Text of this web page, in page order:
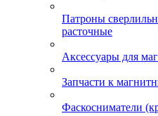
Патроны
расточные
Аксессуары для
Запчасти к
Фаскосниматели